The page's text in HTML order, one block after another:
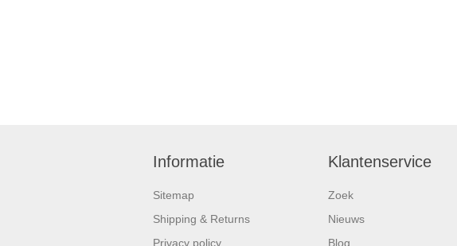
Informatie
Sitemap
Shipping & Returns
Privacy policy
Klantenservice
Zoek
Nieuws
Blog